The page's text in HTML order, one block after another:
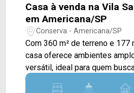
Casa à venda na Vila
em Americana/SP
Conserva - Americana/SP
Com 360 m² de terreno e 177
casa oferece ambientes
versátil, ideal para quem
espaçosa ou um imóvel com